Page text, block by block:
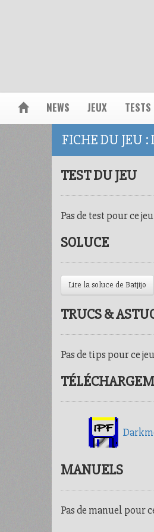
NEWS JEUX TESTS
FICHE DU JEU
TEST DU JEU
Pas de test pour ce
SOLUCE
Lire la soluce de Batjijo
TRUCS &
Pas de tips pour ce
MANUELS
Pas de manuel pour